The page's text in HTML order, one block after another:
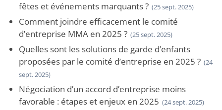
fêtes et événements marquants ? (25 sept. 2025)
Comment joindre efficacement le comité
d’entreprise MMA en 2025 ? (25 sept. 2025)
Quelles sont les solutions de garde d’enfants
proposées par le comité d’entreprise en 2025 ? (24
sept. 2025)
Négociation d’un accord d’entreprise moins
favorable : étapes et enjeux en 2025 (24 sept. 2025)